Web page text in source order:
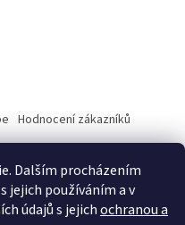
Dalším procházením
jejich používáním a v
údajů s jejichochranou a
Hodnocení zákazníků